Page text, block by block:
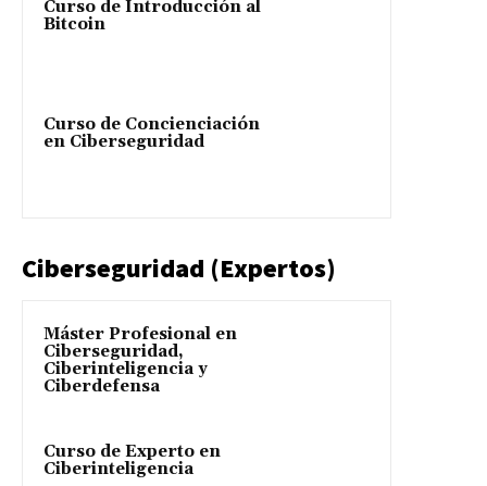
Curso de Introducción al
Bitcoin
Curso de Concienciación
en Ciberseguridad
Ciberseguridad (Expertos)
Máster Profesional en
Ciberseguridad,
Ciberinteligencia y
Ciberdefensa
Curso de Experto en
Ciberinteligencia